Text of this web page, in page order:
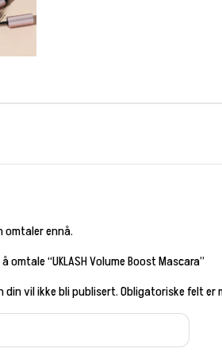
omtaler ennå.
omtale “UKLASH Volume Boost Mascara”
din vil ikke bli publisert.Obligatoriske felt er